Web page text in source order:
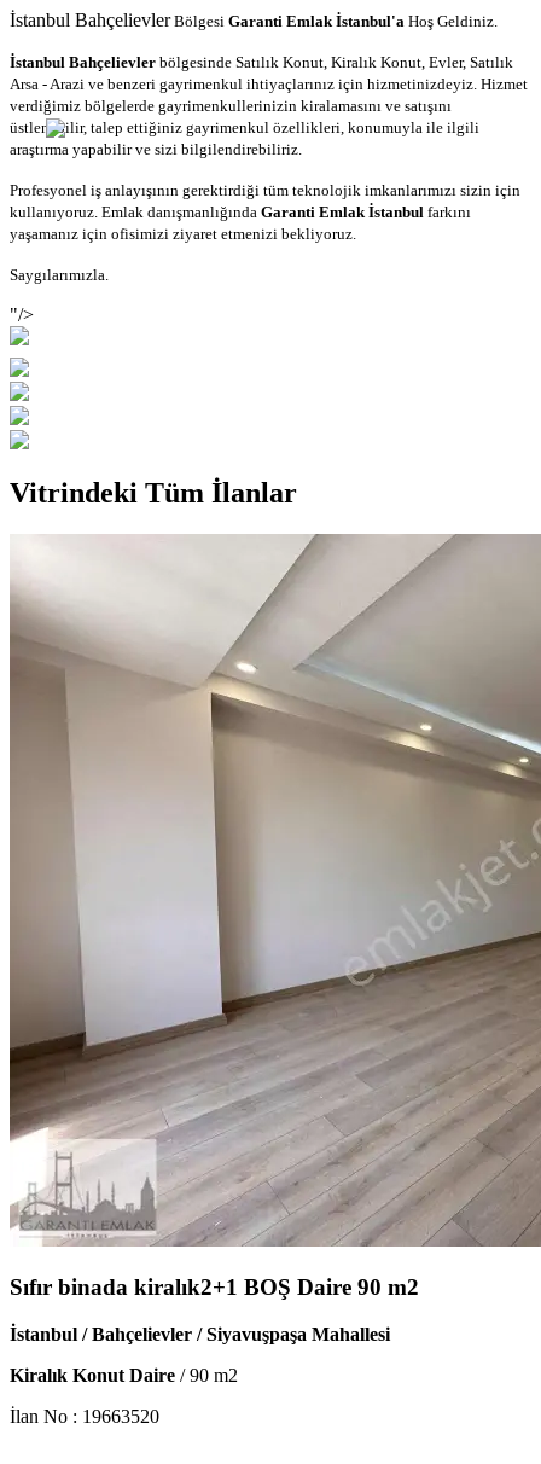
İstanbul BahçelievlerBölgesi Garanti Emlak İstanbul'a Hoş Geldiniz.
İstanbul Bahçelievler bölgesinde Satılık Konut, Kiralık Konut, Evler, Satılık
Arsa - Arazi ve benzeri gayrimenkul ihtiyaçlarınız için hizmetinizdeyiz. Hizmet
verdiğimiz bölgelerde gayrimenkullerinizin kiralamasını ve satışını
üstlenebilir, talep ettiğiniz gayrimenkul özellikleri, konumuyla ile ilgili
araştırma yapabilir ve sizi bilgilendirebiliriz.
Profesyonel iş anlayışının gerektirdiği tüm teknolojik imkanlarımızı sizin için
kullanıyoruz. Emlak danışmanlığında Garanti Emlak İstanbul farkını
yaşamanız için ofisimizi ziyaret etmenizi bekliyoruz.
Saygılarımızla.
"/>
Vitrindeki Tüm İlanlar
Sıfır binada kiralık2+1 BOŞ Daire 90 m2
İstanbul / Bahçelievler / Siyavuşpaşa Mahallesi
Kiralık Konut Daire /90 m2
İlan No : 19663520